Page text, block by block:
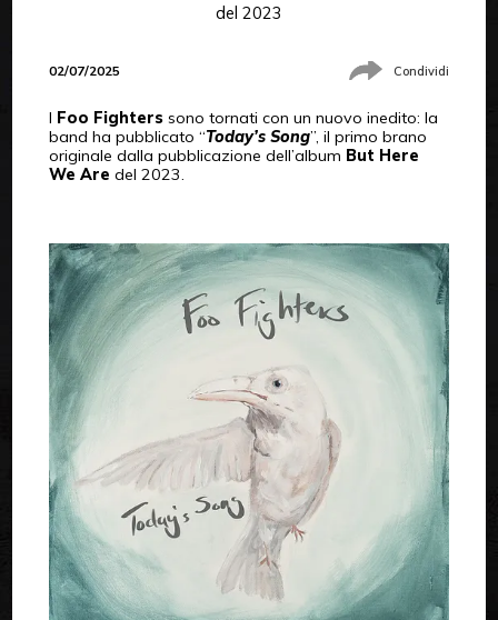
del 2023
02/07/2025 Condividi
I Foo Fighterssono tornati con un nuovo inedito: la
band ha pubblicato “Today’s Song”, il primo brano
originale dalla pubblicazione dell’album But Here
We Are del 2023.